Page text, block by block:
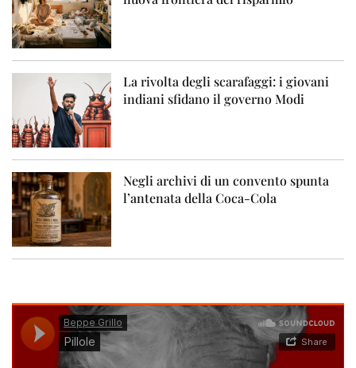
La rivolta degli scarafaggi: i giovani
indiani sfidano il governo Modi
Negli archivi di un convento spunta
l’antenata della Coca-Cola